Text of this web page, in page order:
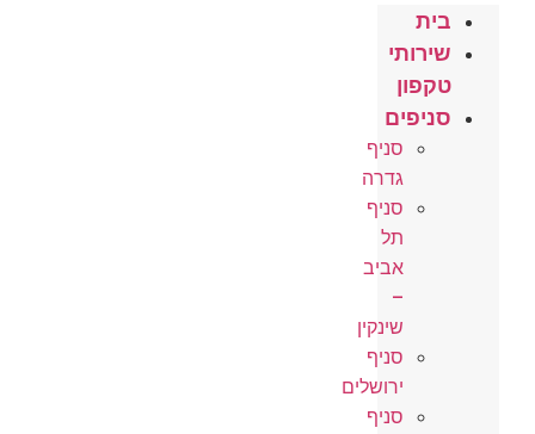
בית
שירותי
טקפון
סניפים
סניף
גדרה
סניף
תל
אביב
–
שינקין
סניף
ירושלים
סניף